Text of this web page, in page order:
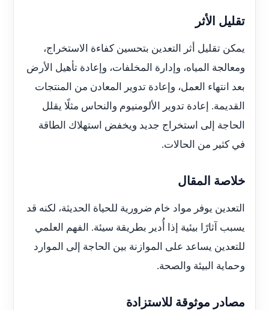
تقليل الأثر
يمكن تقليل أثر التعدين بتحسين كفاءة الاستخراج،
ومعالجة المياه، وإدارة المخلفات، وإعادة تأهيل الأرض
بعد انتهاء العمل، وإعادة تدوير المعادن من المنتجات
القديمة. إعادة تدوير الألومنيوم والنحاس مثلًا يقلل
الحاجة إلى استخراج جديد ويخفض استهلاك الطاقة
في كثير من الحالات.
خلاصة المقال
التعدين يوفر مواد خام ضرورية للحياة الحديثة، لكنه قد
يسبب آثارًا بيئية إذا أُدير بطريقة سيئة. الفهم العلمي
للتعدين يساعد على الموازنة بين الحاجة إلى الموارد
وحماية البيئة والصحة.
مصادر موثوقة للاستزادة